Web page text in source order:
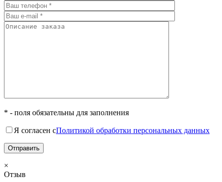
* - поля обязательны для заполнения
Я согласен сПолитикой обработки персональных данных
×
Отзыв